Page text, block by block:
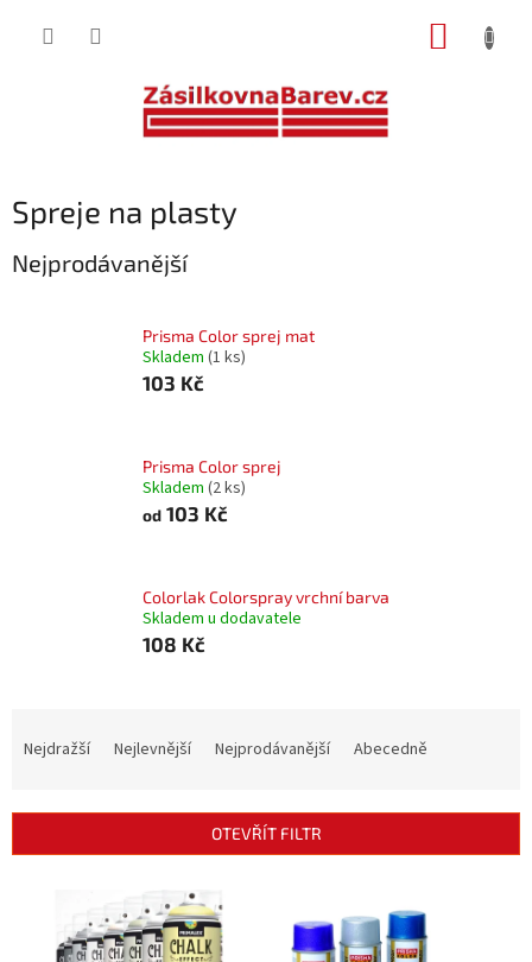
Spreje na plasty
Nejprodávanější
Prisma Color sprej mat
Skladem (1 ks)
103 Kč
Prisma Color sprej
Skladem (2 ks)
od 103 Kč
Colorlak Colorspray vrchní barva
Skladem u dodavatele
108 Kč
í
Nejdražší Nejlevnější Nejprodávanější Abecedně
OTEVŘÍT FILTR